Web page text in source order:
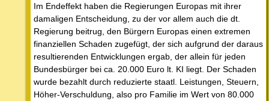
Im Endeffekt haben die Regierungen Europas mit ihrer
damaligen Entscheidung, zu der vor allem auch die dt.
Regierung beitrug, den Bürgern Europas einen extremen
finanziellen Schaden zugefügt, der sich aufgrund der daraus
resultierenden Entwicklungen ergab, der allein für jeden
Bundesbürger bei ca. 20.000 Euro lt. KI liegt. Der Schaden
wurde bezahlt durch reduzierte staatl. Leistungen, Steuern,
Höher-Verschuldung, also pro Familie im Wert von 80.000